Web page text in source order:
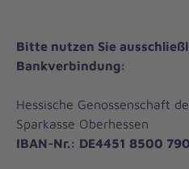
Bitte nutzen Sie
Bankverbindung:
Hessische Genossenschaft
Sparkasse Oberhessen
IBAN-Nr.: DE4451 8500